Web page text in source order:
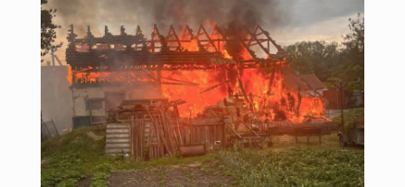
У Чернівцях через ДТП на Вокзальній ускладнений рух транспорту
Судитимуть двох буковинців, обвинувачених у зберіганні і розповсюдженні наркотиків в особливо великих розмірах